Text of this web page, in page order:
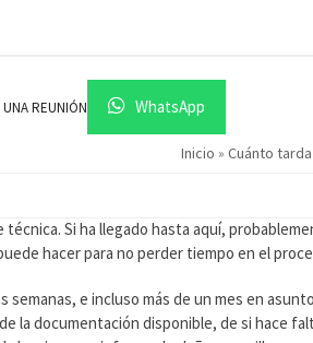
REUNIÓN WhatsApp
Inicio » Cuánto
Si ha llegado hasta aquí,
hacer para no perder tiempo en el
e incluso más de un mes en
la documentación disponible, de si hace